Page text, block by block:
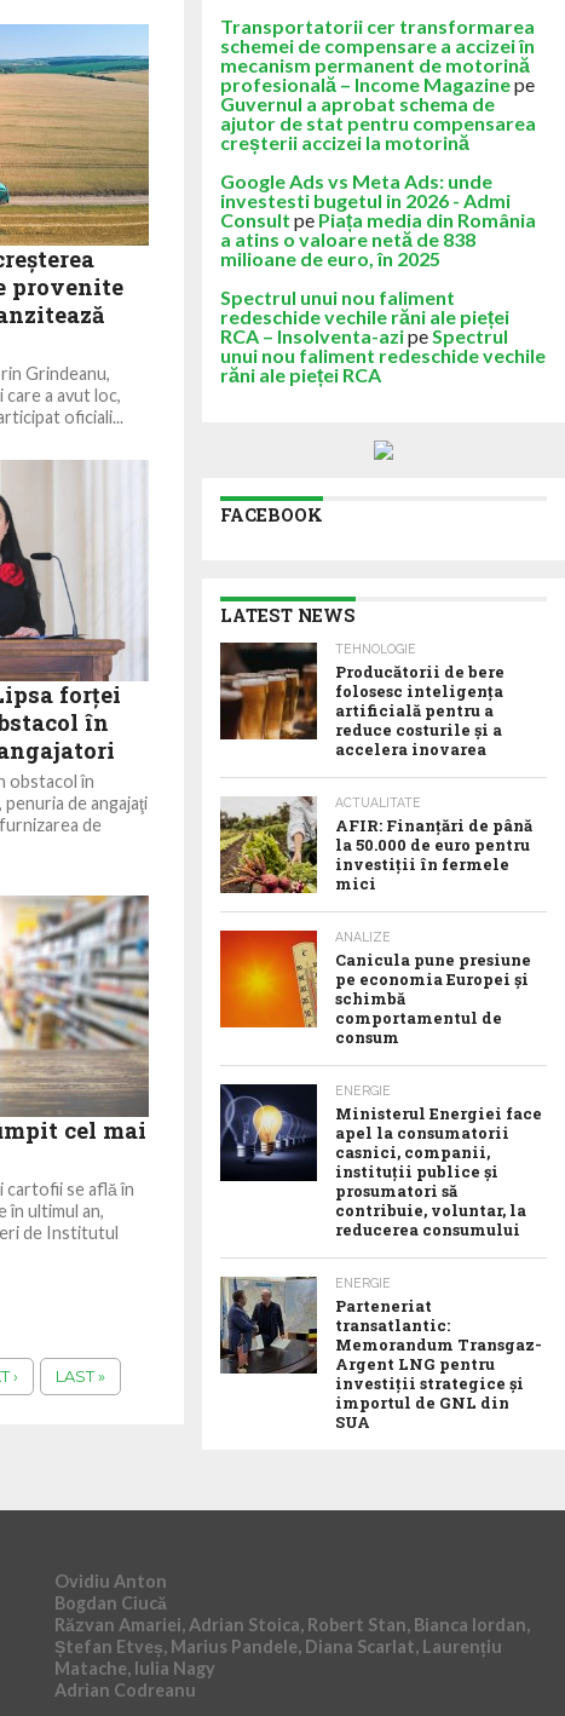
provenite
Grindeanu,
care a avut loc,
oficiali...
forţei
în
obstacol în
de angajaţi
de
cel mai
cartofii se află în
ultimul an,
de Institutul
› LAST »
Transportatorii cer transformarea
schemei de compensare a accizei în
mecanism permanent de motorină
profesională – Income Magazinepe
Guvernul a aprobat schema de
ajutor de stat pentru compensarea
creșterii accizei la motorină
Google Ads vs Meta Ads: unde
investesti bugetul in 2026 - Admi
Consult pe Piața media din România
a atins o valoare netă de 838
milioane de euro, în 2025
Spectrul unui nou faliment
redeschide vechile răni ale pieței
RCA – Insolventa-azipeSpectrul
unui nou faliment redeschide vechile
răni ale pieței RCA
FACEBOOK
LATEST NEWS
TEHNOLOGIE
Producătorii de bere
folosesc inteligența
artificială pentru a
reduce costurile și a
accelera inovarea
ACTUALITATE
AFIR: Finanțări de până
la 50.000 de euro pentru
investiții în fermele
mici
ANALIZE
Canicula pune presiune
pe economia Europei și
schimbă
comportamentul de
consum
ENERGIE
Ministerul Energiei face
apel la consumatorii
casnici, companii,
instituții publice și
prosumatori să
contribuie, voluntar, la
reducerea consumului
ENERGIE
Parteneriat
transatlantic:
Memorandum Transgaz-
Argent LNG pentru
investiții strategice și
importul de GNL din
SUA
Ovidiu Anton
Bogdan Ciucă
Răzvan Amariei, Adrian Stoica, Robert Stan, Bianca Iordan,
Ștefan Etveș, Marius Pandele, Diana Scarlat, Laurențiu
Matache, Iulia Nagy
Adrian Codreanu